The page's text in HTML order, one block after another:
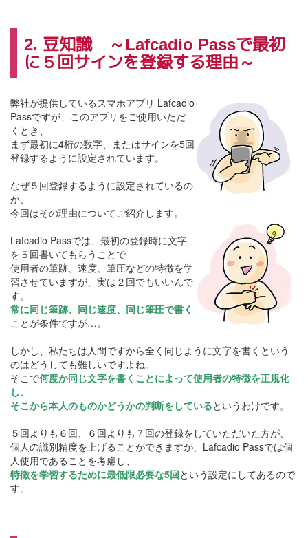
2. 豆知識 ～Lafcadio Passで最初
に５回サインを登録する理由～
弊社が提供しているスマホアプリ Lafcadio
Passですが、このアプリをご使用いただ
くとき、
まず最初に4桁の数字、またはサインを5回
登録するように設定されています。
なぜ５回登録するように設定されているの
か、
今回はその理由についてご紹介します。
Lafcadio Passでは、最初の登録時に文字
を５回書いてもらうことで
使用者の筆跡、速度、筆圧などの特徴を学
習させていますが、実は２回でもいいんで
す。
常に同じ筆跡、同じ速度、同じ筆圧で書く
ことが条件ですが…。
しかし、私たちは人間ですから全く同じように文字を書くという
のはどうしても難しいですよね。
そこで何度か同じ文字を書くことによって使用者の特徴を正規化
し、
そこから本人のものかどうかの判断をしているというわけです。
５回よりも６回、６回よりも７回の登録をしていただいた方が、
個人の識別精度を上げることができますが、Lafcadio Passでは個
人使用であることを考慮し、
特徴を学習するために最低限必要な5回という設定にしてあるので
す。